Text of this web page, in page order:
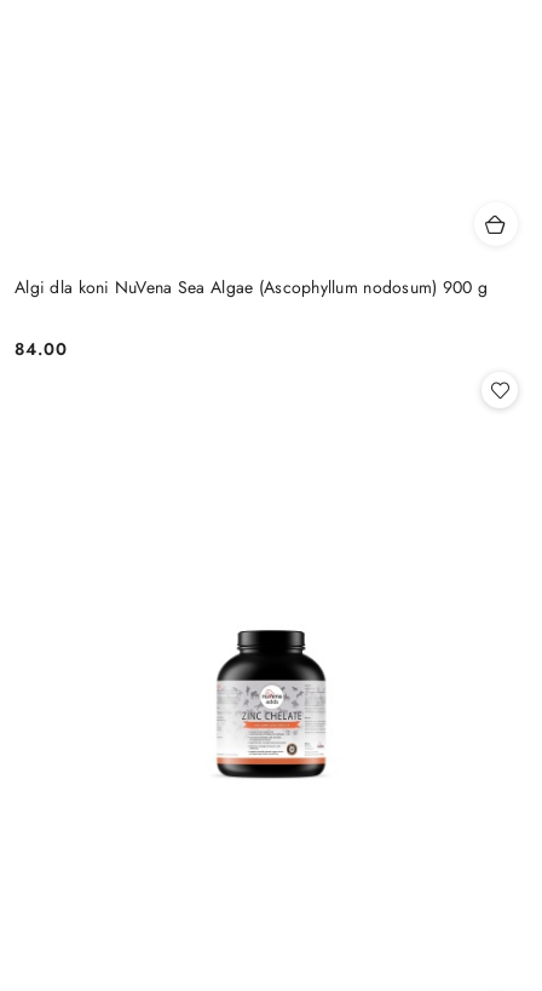
Algi dla koni NuVena Sea Algae (Ascophyllum nodosum) 900 g
Cena:
84.00